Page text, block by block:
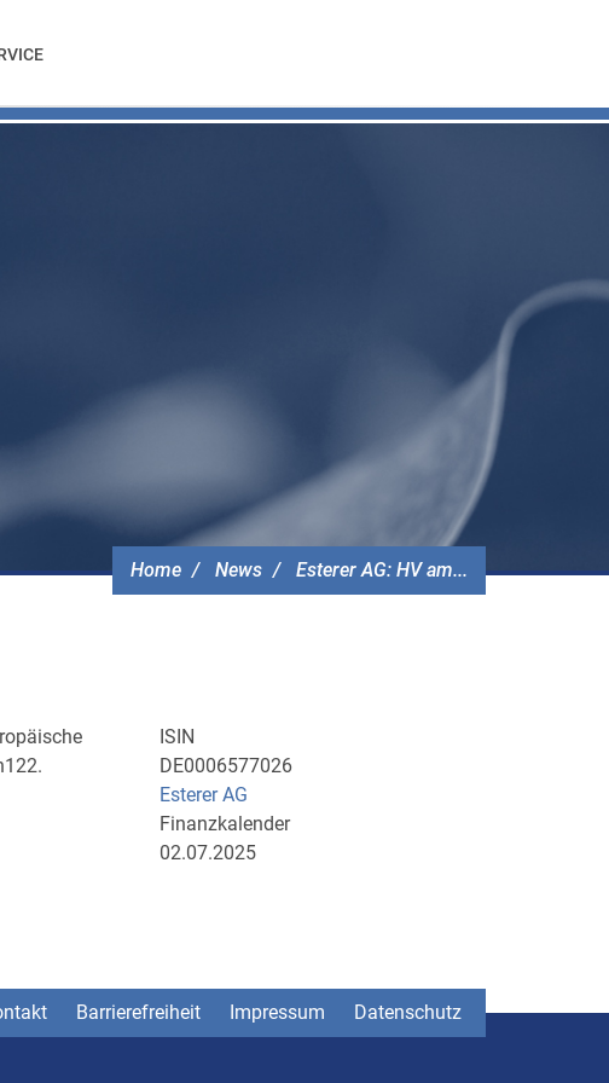
Home News Esterer AG: HV am...
ISIN
DE0006577026
Esterer AG
Finanzkalender
02.07.2025
Barrierefreiheit Impressum Datenschutz